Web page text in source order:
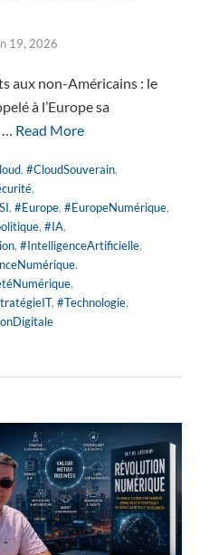
19, 2026
aux non-Américains : le
à l’Europe sa
Read More
, #CloudSouverain,
,
, #Europe, #EuropeNumérique,
, #IA,
, #IntelligenceArtificielle,
,
,
, #Technologie,